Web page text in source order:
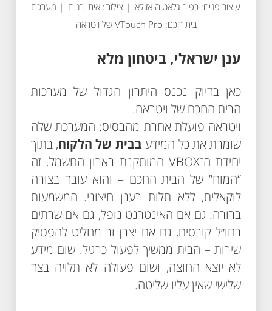
עיצוב פנים: כפיר גלאטיה אזולאי | צילום: איתי בנית | מערכת
בית חכם: VTouch Pro של ויטראה
ענן ישראלי, ביטחון מלא
כאן בדיוק נכנס היתרון הגדול של מערכות
הבית החכם של ויטראה.
ויטראה פועלת אחרת מהבסיס: המערכת שלה
שומרת את כל המידע בבית של הלקוח, בתוך
יחידת ה־VBOX המותקנת בארון החשמל. זה
“המוח” של הבית החכם – והוא עובד בצורה
לוקאלית, ללא תלות בענן חיצוני. המשמעות
ברורה: גם אם האינטרנט נופל, גם אם שרתים
בחו״ל קורסים, גם אם יצרן זר מחליט להפסיק
שירות – הבית ממשיך לפעול כרגיל. שום מידע
לא יוצא החוצה, ושום פעולה לא תלויה בצד
שלישי שאין עליו שליטה.